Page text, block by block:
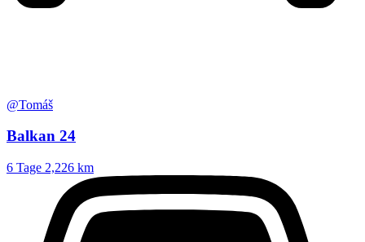
@Tomáš
Balkan 24
6 Tage 2,226 km